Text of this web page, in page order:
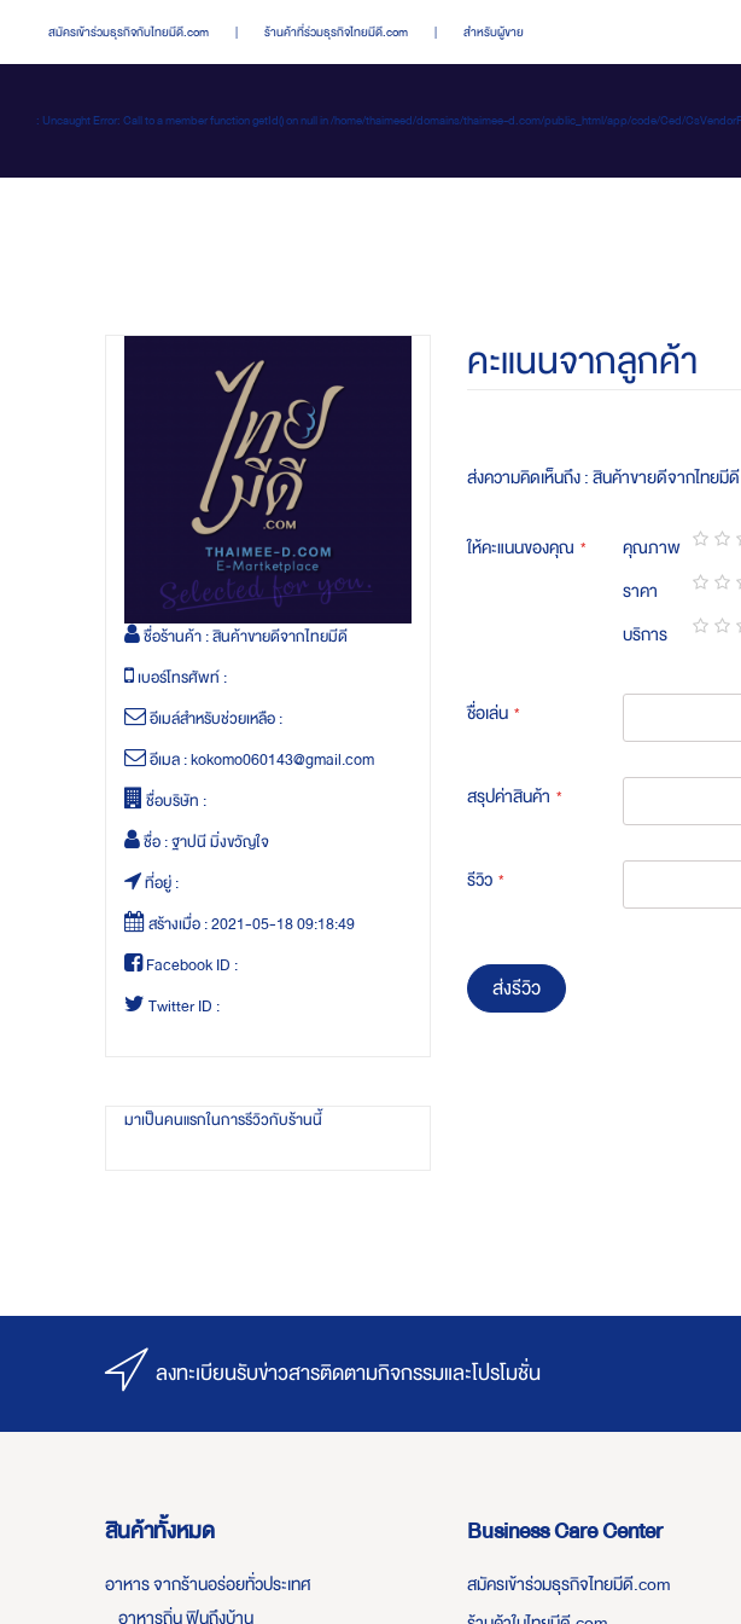
สมัครเข้าร่วมธุรกิจกับไทยมีดี.com | ร้านค้าที่ร่วมธุรกิจไทยมีดี.com | สำหรับผู้ขาย
: Uncaught Error: Call to a member function getId() on null in /home/thaimeed/domains/thaimee-d.com/public_html/app/code/Ced/
ชื่อร้านค้า :สินค้าขายดีจากไทยมีดี
เบอร์โทรศัพท์ :
อีเมล์สำหรับช่วยเหลือ :
อีเมล :kokomo060143@gmail.com
ชื่อบริษัท :
ชื่อ :ฐาปนี มิ่งขวัญใจ
ที่อยู่ :
สร้างเมื่อ :2021-05-18 09:18:49
Facebook ID :
Twitter ID :
มาเป็นคนแรกในการรีวิวกับร้านนี้
คะแนนจากลูกค้า
ส่งความคิดเห็นถึง : สินค้าขายดีจากไทยมีดี
ให้คะแนนของคุณ คุณภาพ
1
star
2
stars
3
stars
4
stars
5
stars
ราคา
1
star
2
stars
3
stars
4
stars
5
stars
บริการ
ชื่อเล่น
สรุปค่าสินค้า
รีวิว
ส่งรีวิว
ลงทะเบียนรับข่าวสารติดตามกิจกรรมและโปรโมชั่น
สินค้าทั้งหมด
อาหาร จากร้านอร่อยทั่วประเทศ
อาหารถิ่น ฟินถึงบ้าน
Business Care Center
สมัครเข้าร่วมธุรกิจไทยมีดี.com